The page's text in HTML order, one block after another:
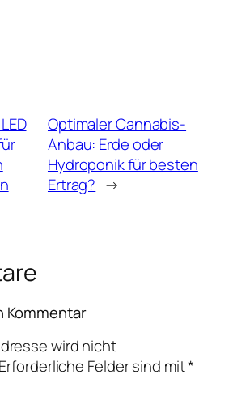
Optimaler Cannabis-
Anbau: Erde oder
Hydroponik für besten
Ertrag? →
Kommentar
wird nicht
Erforderliche Felder sind mit*